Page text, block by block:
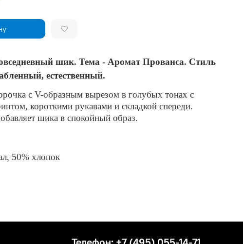
шик. Тема - Аромат Прованса. Стиль
естественный.
с V-образным вырезом в голубых тонах с
короткими рукавами и складкой спереди.
шика в спокойный образ.
50% хлопок